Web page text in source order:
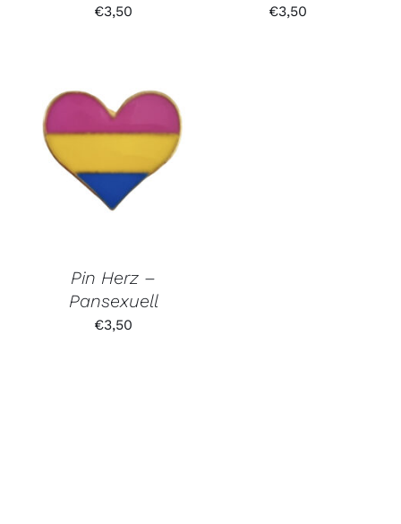
€3,50 €3,50
Pin Herz –
Pansexuell
€3,50